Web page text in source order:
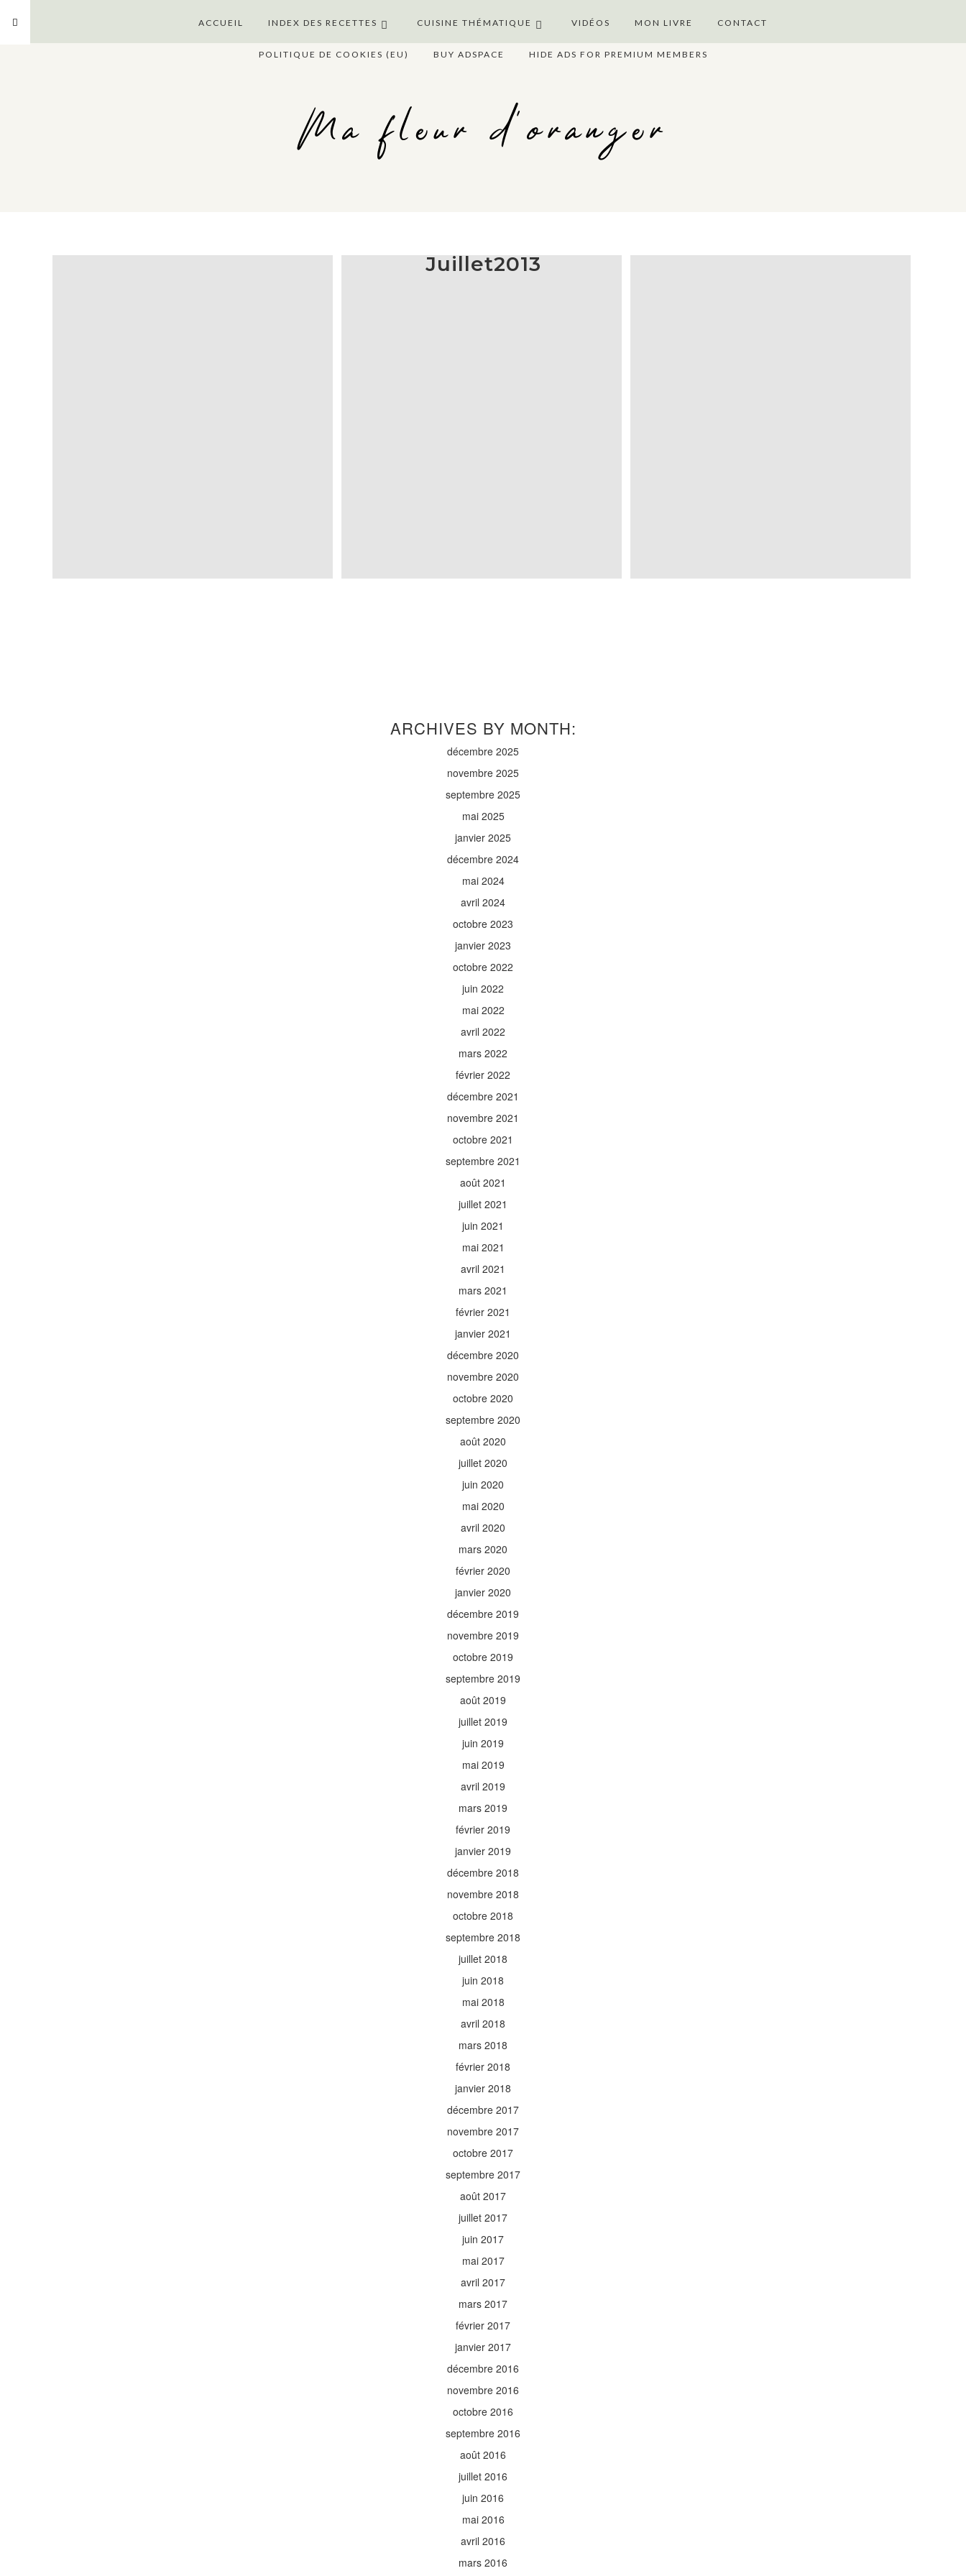
ACCUEIL INDEX DES RECETTES CUISINE THÉMATIQUE VIDÉOS MON LIVRE CONTACT
POLITIQUE DE COOKIES (EU) BUY ADSPACE HIDE ADS FOR PREMIUM MEMBERS
Ma fleur d'oranger
Juillet2013
ARCHIVES BY MONTH:
décembre 2025
novembre 2025
septembre 2025
mai 2025
janvier 2025
décembre 2024
mai 2024
avril 2024
octobre 2023
janvier 2023
octobre 2022
juin 2022
mai 2022
avril 2022
mars 2022
février 2022
décembre 2021
novembre 2021
octobre 2021
septembre 2021
août 2021
juillet 2021
juin 2021
mai 2021
avril 2021
mars 2021
février 2021
janvier 2021
décembre 2020
novembre 2020
octobre 2020
septembre 2020
août 2020
juillet 2020
juin 2020
mai 2020
avril 2020
mars 2020
février 2020
janvier 2020
décembre 2019
novembre 2019
octobre 2019
septembre 2019
août 2019
juillet 2019
juin 2019
mai 2019
avril 2019
mars 2019
février 2019
janvier 2019
décembre 2018
novembre 2018
octobre 2018
septembre 2018
juillet 2018
juin 2018
mai 2018
avril 2018
mars 2018
février 2018
janvier 2018
décembre 2017
novembre 2017
octobre 2017
septembre 2017
août 2017
juillet 2017
juin 2017
mai 2017
avril 2017
mars 2017
février 2017
janvier 2017
décembre 2016
novembre 2016
octobre 2016
septembre 2016
août 2016
juillet 2016
juin 2016
mai 2016
avril 2016
mars 2016